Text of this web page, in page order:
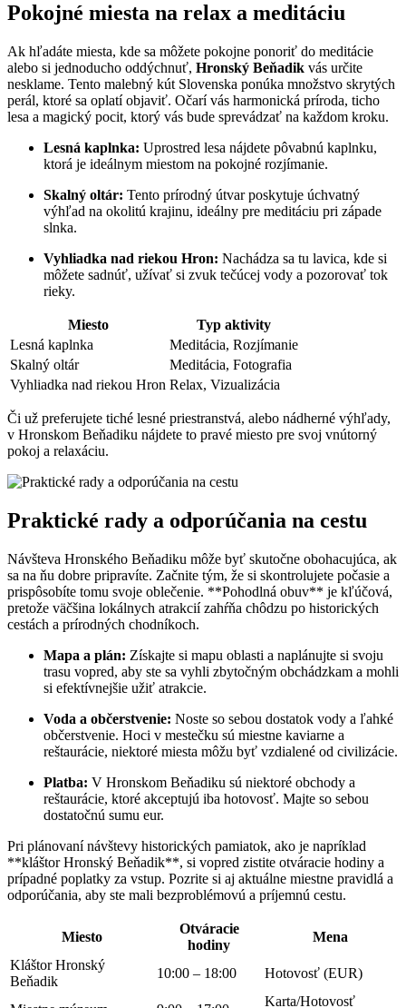
Pokojné miesta na relax a meditáciu
Ak hľadáte miesta, kde sa môžete pokojne ponoriť do meditácie
alebo si jednoducho oddýchnuť, Hronský Beňadik vás určite
nesklame. Tento malebný kút Slovenska ponúka množstvo skrytých
perál, ktoré sa oplatí objaviť. Očarí vás harmonická príroda, ticho
lesa a magický pocit, ktorý vás bude sprevádzať na každom kroku.
Lesná kaplnka: Uprostred lesa nájdete pôvabnú kaplnku,
ktorá je ideálnym miestom na pokojné rozjímanie.
Skalný oltár: Tento prírodný útvar poskytuje úchvatný
výhľad na okolitú krajinu, ideálny pre meditáciu pri západe
slnka.
Vyhliadka nad riekou Hron: Nachádza sa tu lavica, kde si
môžete sadnúť, užívať si zvuk tečúcej vody a pozorovať tok
rieky.
Miesto
Typ aktivity
Lesná kaplnka
Meditácia, Rozjímanie
Skalný oltár
Meditácia, Fotografia
Vyhliadka nad riekou Hron Relax, Vizualizácia
Či už preferujete tiché lesné priestranstvá, alebo nádherné výhľady,
v Hronskom Beňadiku nájdete to pravé miesto pre svoj vnútorný
pokoj a relaxáciu.
Praktické rady a odporúčania na cestu
Návšteva Hronského Beňadiku môže byť skutočne obohacujúca, ak
sa na ňu dobre pripravíte. Začnite tým, že si skontrolujete počasie a
prispôsobíte tomu svoje oblečenie. **Pohodlná obuv** je kľúčová,
pretože väčšina lokálnych atrakcií zahŕňa chôdzu po historických
cestách a prírodných chodníkoch.
Mapa a plán: Získajte si mapu oblasti a naplánujte si svoju
trasu vopred, aby ste sa vyhli zbytočným obchádzkam a mohli
si efektívnejšie užiť atrakcie.
Voda a občerstvenie: Noste so sebou dostatok vody a ľahké
občerstvenie. Hoci v mestečku sú miestne kaviarne a
reštaurácie, niektoré miesta môžu byť vzdialené od civilizácie.
Platba: V Hronskom Beňadiku sú niektoré obchody a
reštaurácie, ktoré akceptujú iba hotovosť. Majte so sebou
dostatočnú sumu eur.
Pri plánovaní návštevy historických pamiatok, ako je napríklad
**kláštor Hronský Beňadik**, si vopred zistite otváracie hodiny a
prípadné poplatky za vstup. Pozrite si aj aktuálne miestne pravidlá a
odporúčania, aby ste mali bezproblémovú a príjemnú cestu.
Miesto
Otváracie
hodiny
Mena
Kláštor Hronský
Beňadik
10:00 – 18:00 Hotovosť (EUR)
Karta/Hotovosť